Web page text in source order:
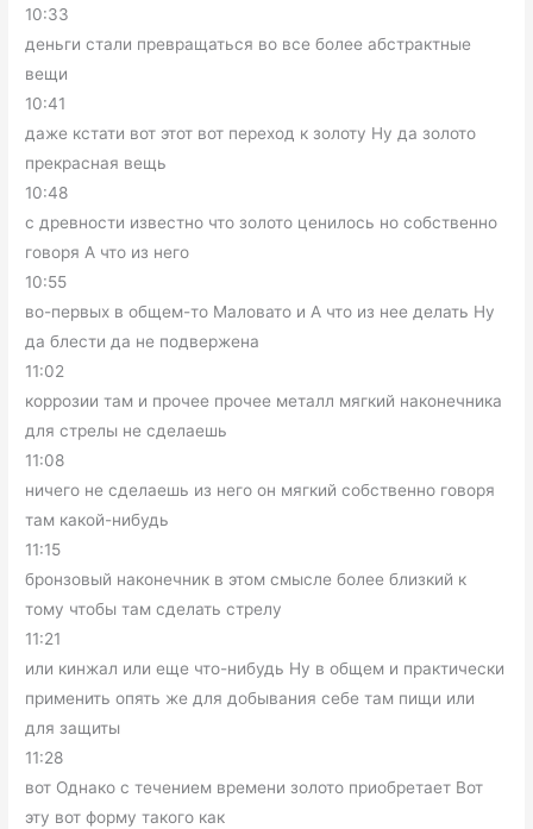
10:33
деньги стали превращаться во все более абстрактные
вещи
10:41
даже кстати вот этот вот переход к золоту Ну да золото
прекрасная вещь
10:48
с древности известно что золото ценилось но собственно
говоря А что из него
10:55
во-первых в общем-то Маловато и А что из нее делать Ну
да блести да не подвержена
11:02
коррозии там и прочее прочее металл мягкий наконечника
для стрелы не сделаешь
11:08
ничего не сделаешь из него он мягкий собственно говоря
там какой-нибудь
11:15
бронзовый наконечник в этом смысле более близкий к
тому чтобы там сделать стрелу
11:21
или кинжал или еще что-нибудь Ну в общем и практически
применить опять же для добывания себе там пищи или
для защиты
11:28
вот Однако с течением времени золото приобретает Вот
эту вот форму такого как